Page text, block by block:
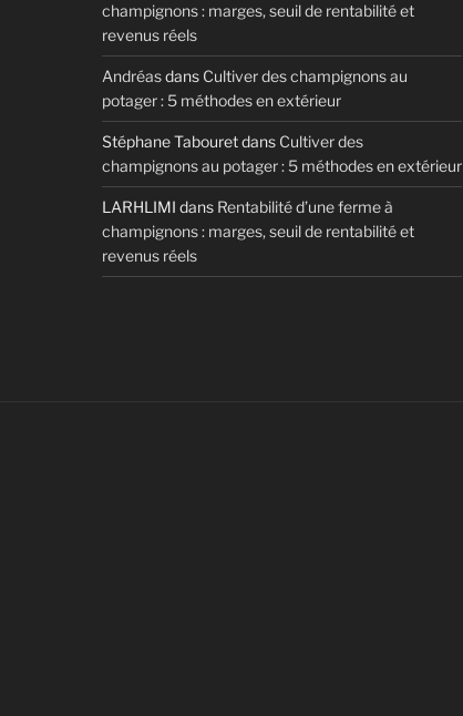
champignons : marges, seuil de rentabilité et
revenus réels
Andréasdans Cultiver des champignons au
potager : 5 méthodes en extérieur
Stéphane Tabouretdans Cultiver des
champignons au potager : 5 méthodes en extérieur
LARHLIMI dans Rentabilité d’une ferme à
champignons : marges, seuil de rentabilité et
revenus réels